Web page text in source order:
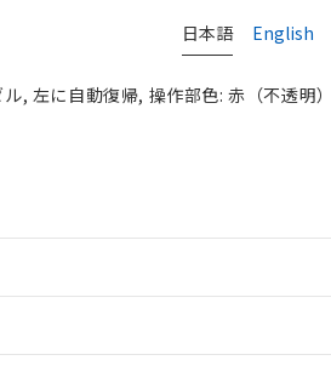
日本語 English
, 左に自動復帰, 操作部色: 赤（不透明